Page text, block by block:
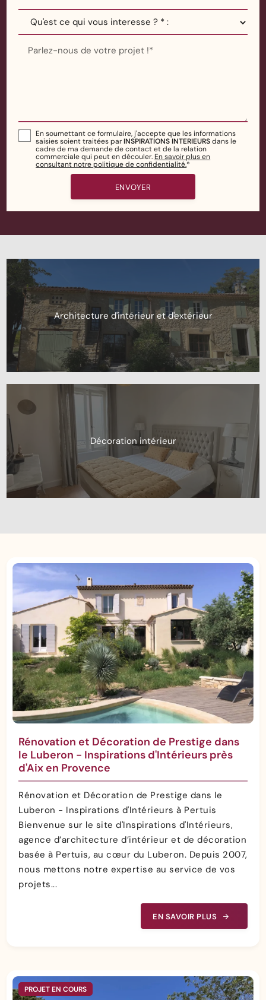
Parlez-nous de votre projet !*
En soumettant ce formulaire, j'accepte que les informations
saisies soient traitées parINSPIRATIONS INTERIEURS dans le
cadre de ma demande de contact et de la relation
commerciale qui peut en découler. En savoir plus en
consultant notre politique de confidentialité.*
Architecture d'intérieur et d'extérieur
Décoration intérieur
Rénovation et Décoration de Prestige dans
le Luberon - Inspirations d'Intérieurs près
d'Aix en Provence
Rénovation et Décoration de Prestige dans le
Luberon - Inspirations d'Intérieurs à Pertuis
Bienvenue sur le site d'Inspirations d'Intérieurs,
agence d’architecture d’intérieur et de décoration
basée à Pertuis, au cœur du Luberon. Depuis 2007,
nous mettons notre expertise au service de vos
projets...
EN SAVOIR PLUS
PROJET EN COURS